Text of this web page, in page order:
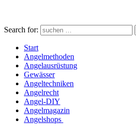
Search for:
Start
Angelmethoden
Angelausrüstung
Gewässer
Angeltechniken
Angelrecht
Angel-DIY
Angelmagazin
Angelshops